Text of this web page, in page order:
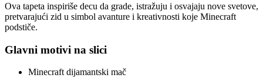
Ova tapeta inspiriše decu da grade, istražuju i osvajaju nove svetove,
pretvarajući zid u simbol avanture i kreativnosti koje Minecraft
podstiče.
Glavni motivi na slici
Minecraft dijamantski mač